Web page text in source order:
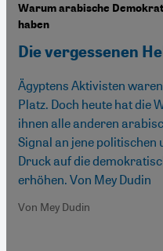
Warum arabische
haben
Die vergessenen
Ägyptens Aktivisten
Platz. Doch heute hat die
ihnen alle anderen
Signal an jene
Druck auf die
erhöhen. Von Mey Dudin
Von Mey Dudin